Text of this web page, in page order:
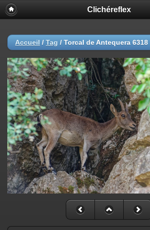
Clichéreflex
Accueil / Tag / Torcal de Antequera 6318